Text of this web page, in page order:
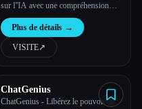
sur l''IA avec une compréhension
complète du langage naturel et des
réponses personnalisées pour chaque
scénario.
Plus de détails →
VISITE↗︎
ChatGenius
ChatGenius - Libérez le pouvoir de